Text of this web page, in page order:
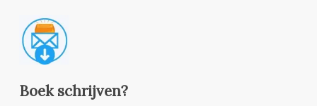
Boek schrijven?